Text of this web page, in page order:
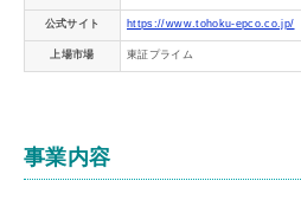
公式サイト https://www.tohoku-epco.co.jp/
上場市場 東証プライム
事業内容